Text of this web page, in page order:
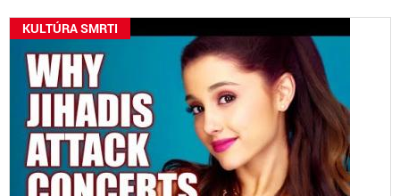
KULTÚRA SMRTI